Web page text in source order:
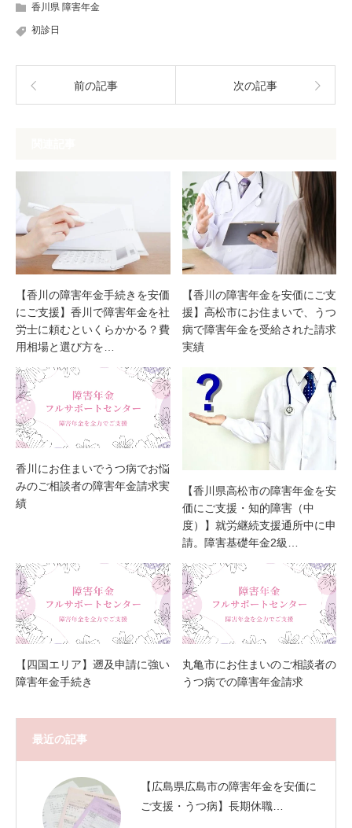
香川県 障害年金
初診日
前の記事 次の記事
【香川の障害年金手続きを安価
にご支援】香川で障害年金を社
労士に頼むといくらかかる？費
用相場と選び方を…
【香川の障害年金を安価にご支
援】高松市にお住まいで、うつ
病で障害年金を受給された請求
実績
香川にお住まいでうつ病でお悩
みのご相談者の障害年金請求実
績
【香川県高松市の障害年金を安
価にご支援・知的障害（中
度）】就労継続支援通所中に申
請。障害基礎年金2級…
【四国エリア】遡及申請に強い
障害年金手続き
丸亀市にお住まいのご相談者の
うつ病での障害年金請求
最近の記事
【広島県広島市の障害年金を安価に
ご支援・うつ病】長期休職…